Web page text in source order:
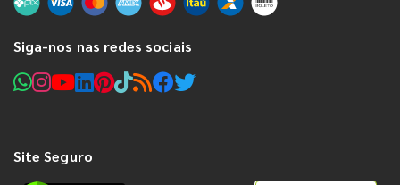
Siga-nos nas redes sociais
Site Seguro